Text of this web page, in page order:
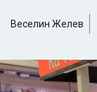
Веселин Желев